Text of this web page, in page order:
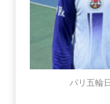
パリ五輪